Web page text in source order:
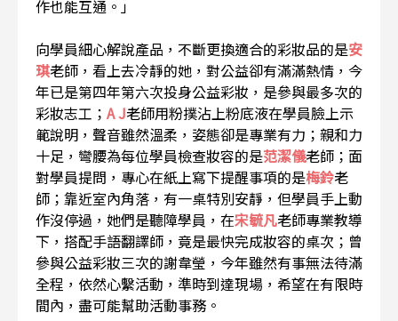
作也能互通。」
向學員細心解說產品，不斷更換適合的彩妝品的是安
琪老師，看上去冷靜的她，對公益卻有滿滿熱情，今
年已是第四年第六次投身公益彩妝，是參與最多次的
彩妝志工； A J老師用粉撲沾上粉底液在學員臉上示
範說明，聲音雖然溫柔，姿態卻是專業有力；親和力
十足，彎腰為每位學員檢查妝容的是范潔儀老師；面
對學員提問，專心在紙上寫下提醒事項的是梅鈴老
師；靠近室內角落，有一桌特別安靜，但學員手上動
作沒停過，她們是聽障學員，在宋毓凡老師專業教導
下，搭配手語翻譯師，竟是最快完成妝容的桌次；曾
參與公益彩妝三次的謝韋瑩，今年雖然有事無法待滿
全程，依然心繫活動，準時到達現場，希望在有限時
間內，盡可能幫助活動事務。